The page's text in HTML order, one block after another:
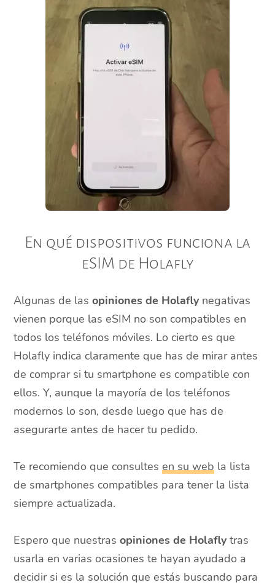
En qué dispositivos funciona la
eSIM de Holafly
Algunas de lasopiniones de Holafly negativas
vienen porque las eSIM no son compatibles en
todos los teléfonos móviles. Lo cierto es que
Holafly indica claramente que has de mirar antes
de comprar si tu smartphone es compatible con
ellos. Y, aunque la mayoría de los teléfonos
modernos lo son, desde luego que has de
asegurarte antes de hacer tu pedido.
Te recomiendo que consultesen su web la lista
de smartphones compatibles para tener la lista
siempre actualizada.
Espero que nuestrasopiniones de Holafly tras
usarla en varias ocasiones te hayan ayudado a
decidir si es la solución que estás buscando para